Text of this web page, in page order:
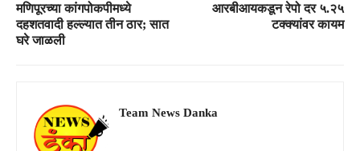
मणिपूरच्या कांगपोकपीमध्ये
दहशतवादी हल्ल्यात तीन ठार; सात
घरे जाळली
आरबीआयकडून रेपो दर ५.२५
टक्क्यांवर कायम
Team News Danka